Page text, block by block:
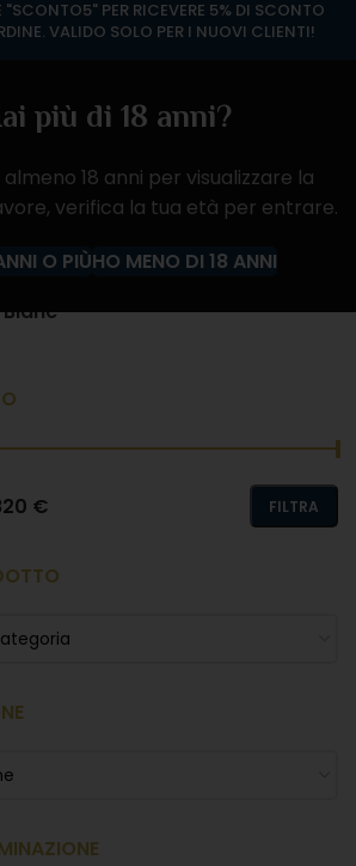
più di 18 anni?
18 anni per visualizzare la
verifica la tua età per entrare.
O PIÙHO MENO DI 18 ANNI
Cheval Blanc
FILTRA
€
PER RICEVERE 5% DI SCONTO
VALIDO SOLO PER I NUOVI CLIENTI!